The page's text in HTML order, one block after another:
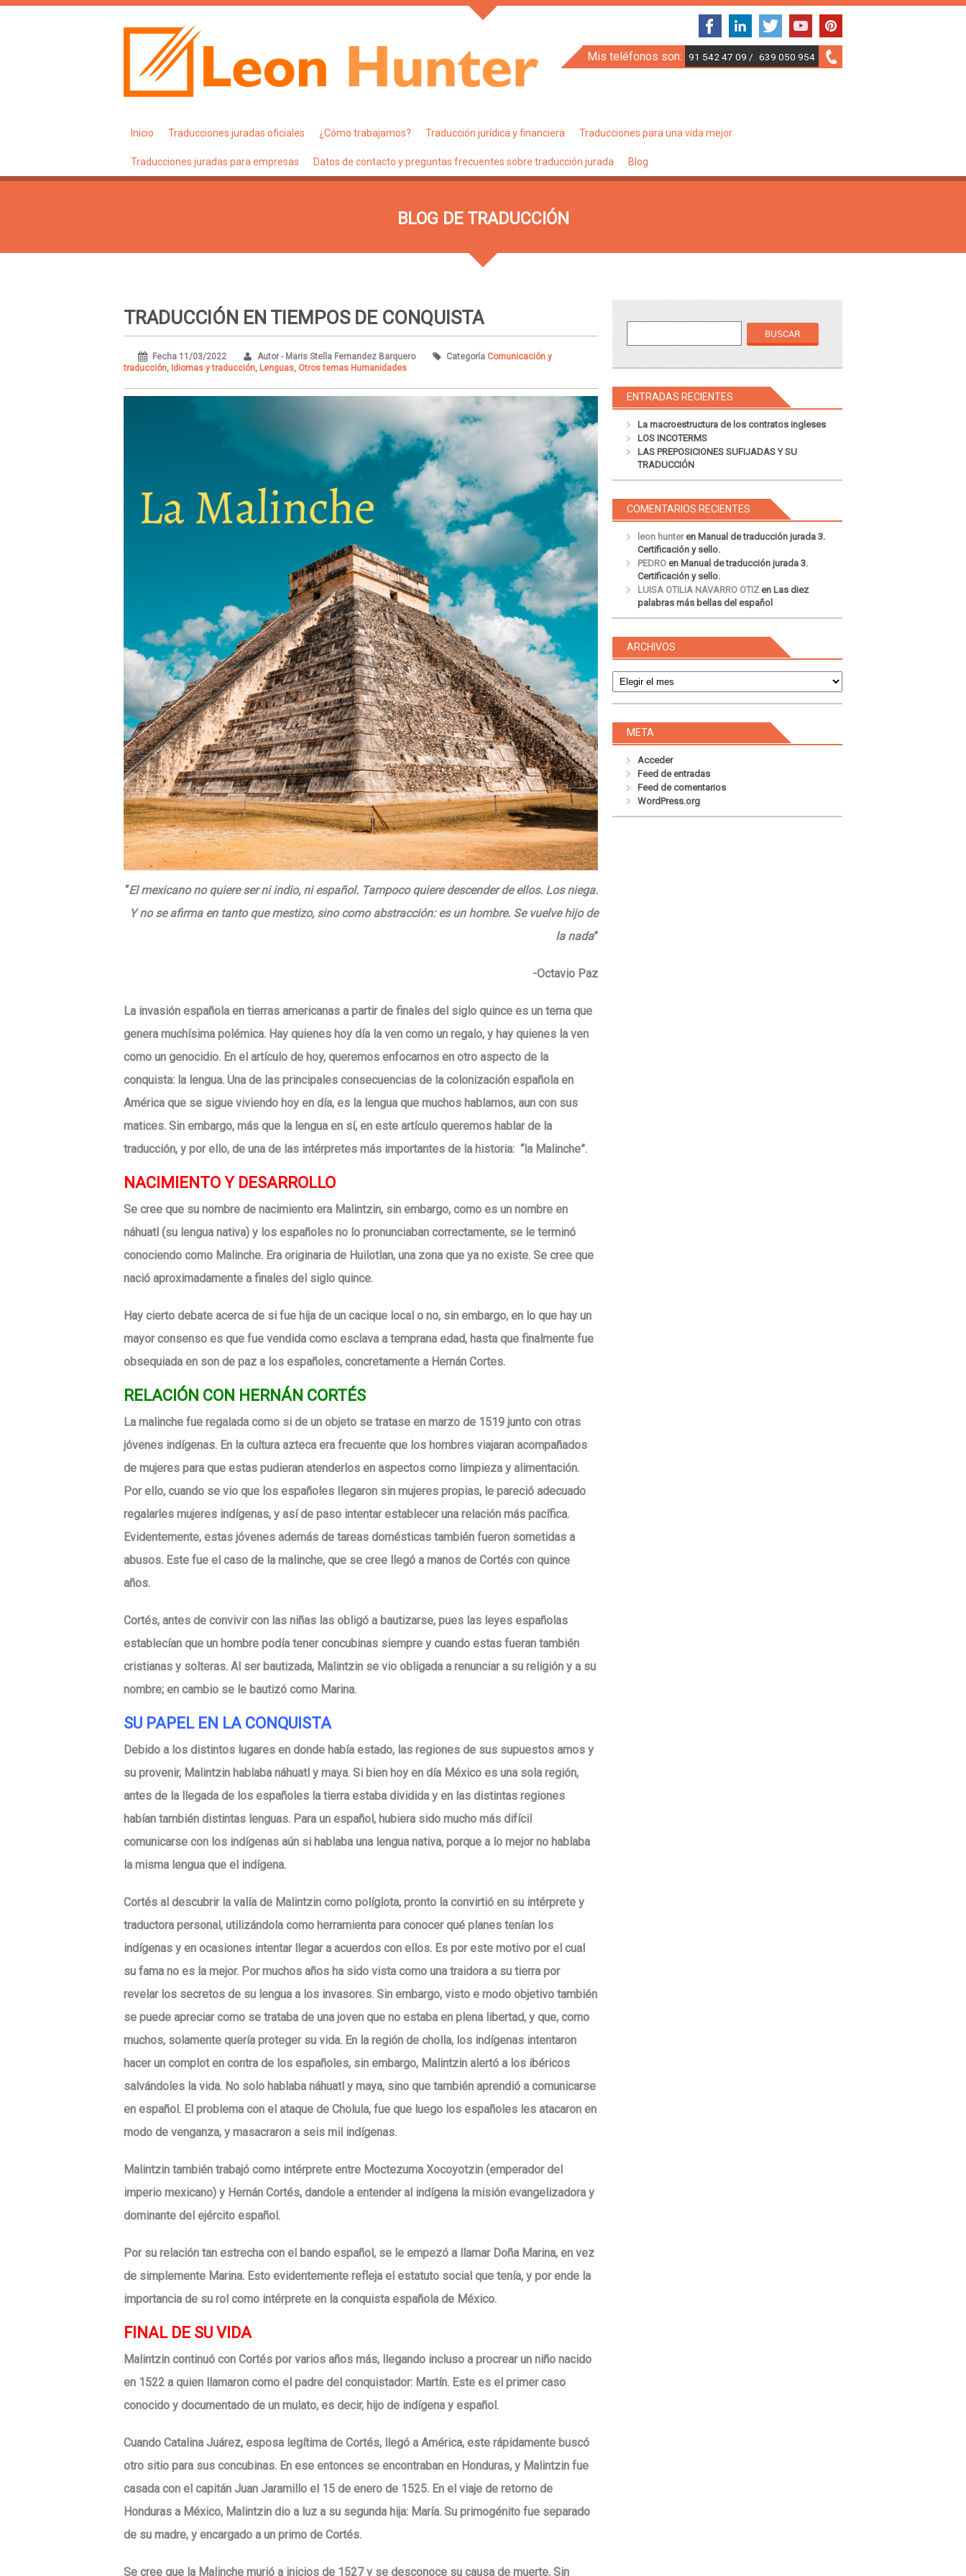
Mis teléfonos son: 91 542 47 09 / 639 050 954
Inicio Traducciones juradas oficiales ¿Cómo trabajamos? Traducción jurídica y financiera Traducciones para una vida mejor
Traducciones juradas para empresas Datos de contacto y preguntas frecuentes sobre traducción jurada Blog
BLOG DE TRADUCCIÓN
TRADUCCIÓN EN TIEMPOS DE CONQUISTA
Fecha 11/03/2022 Autor - Maris Stella Fernandez Barquero Categoría Comunicación y
traducción, Idiomas y traducción, Lenguas, Otros temas Humanidades
“El mexicano no quiere ser ni indio, ni español. Tampoco quiere descender de ellos. Los niega.
Y no se afirma en tanto que mestizo, sino como abstracción: es un hombre. Se vuelve hijo de
la nada”
-Octavio Paz
La invasión española en tierras americanas a partir de finales del siglo quince es un tema que
genera muchísima polémica. Hay quienes hoy día la ven como un regalo, y hay quienes la ven
como un genocidio. En el artículo de hoy, queremos enfocarnos en otro aspecto de la
conquista: la lengua. Una de las principales consecuencias de la colonización española en
América que se sigue viviendo hoy en día, es la lengua que muchos hablamos, aun con sus
matices. Sin embargo, más que la lengua en sí, en este artículo queremos hablar de la
traducción, y por ello, de una de las intérpretes más importantes de la historia: “la Malinche”.
NACIMIENTO Y DESARROLLO
Se cree que su nombre de nacimiento era Malintzin, sin embargo, como es un nombre en
náhuatl (su lengua nativa) y los españoles no lo pronunciaban correctamente, se le terminó
conociendo como Malinche. Era originaria de Huilotlan, una zona que ya no existe. Se cree que
nació aproximadamente a finales del siglo quince.
Hay cierto debate acerca de si fue hija de un cacique local o no, sin embargo, en lo que hay un
mayor consenso es que fue vendida como esclava a temprana edad, hasta que finalmente fue
obsequiada en son de paz a los españoles, concretamente a Hernán Cortes.
RELACIÓN CON HERNÁN CORTÉS
La malinche fue regalada como si de un objeto se tratase en marzo de 1519 junto con otras
jóvenes indígenas. En la cultura azteca era frecuente que los hombres viajaran acompañados
de mujeres para que estas pudieran atenderlos en aspectos como limpieza y alimentación.
Por ello, cuando se vio que los españoles llegaron sin mujeres propias, le pareció adecuado
regalarles mujeres indígenas, y así de paso intentar establecer una relación más pacífica.
Evidentemente, estas jóvenes además de tareas domésticas también fueron sometidas a
abusos. Este fue el caso de la malinche, que se cree llegó a manos de Cortés con quince
años.
Cortés, antes de convivir con las niñas las obligó a bautizarse, pues las leyes españolas
establecían que un hombre podía tener concubinas siempre y cuando estas fueran también
cristianas y solteras. Al ser bautizada, Malintzin se vio obligada a renunciar a su religión y a su
nombre; en cambio se le bautizó como Marina.
SU PAPEL EN LA CONQUISTA
Debido a los distintos lugares en donde había estado, las regiones de sus supuestos amos y
su provenir, Malintzin hablaba náhuatl y maya. Si bien hoy en día México es una sola región,
antes de la llegada de los españoles la tierra estaba dividida y en las distintas regiones
habían también distintas lenguas. Para un español, hubiera sido mucho más difícil
comunicarse con los indígenas aún si hablaba una lengua nativa, porque a lo mejor no hablaba
la misma lengua que el indígena.
Cortés al descubrir la valía de Malintzin como políglota, pronto la convirtió en su intérprete y
traductora personal, utilizándola como herramienta para conocer qué planes tenían los
indígenas y en ocasiones intentar llegar a acuerdos con ellos. Es por este motivo por el cual
su fama no es la mejor. Por muchos años ha sido vista como una traidora a su tierra por
revelar los secretos de su lengua a los invasores. Sin embargo, visto e modo objetivo también
se puede apreciar como se trataba de una joven que no estaba en plena libertad, y que, como
muchos, solamente quería proteger su vida. En la región de cholla, los indígenas intentaron
hacer un complot en contra de los españoles, sin embargo, Malintzin alertó a los ibéricos
salvándoles la vida. No solo hablaba náhuatl y maya, sino que también aprendió a comunicarse
en español. El problema con el ataque de Cholula, fue que luego los españoles les atacaron en
modo de venganza, y masacraron a seis mil indígenas.
Malintzin también trabajó como intérprete entre Moctezuma Xocoyotzin (emperador del
imperio mexicano) y Hernán Cortés, dandole a entender al indígena la misión evangelizadora y
dominante del ejército español.
Por su relación tan estrecha con el bando español, se le empezó a llamar Doña Marina, en vez
de simplemente Marina. Esto evidentemente refleja el estatuto social que tenía, y por ende la
importancia de su rol como intérprete en la conquista española de México.
FINAL DE SU VIDA
Malintzin continuó con Cortés por varios años más, llegando incluso a procrear un niño nacido
en 1522 a quien llamaron como el padre del conquistador: Martín. Este es el primer caso
conocido y documentado de un mulato, es decir, hijo de indígena y español.
Cuando Catalina Juárez, esposa legítima de Cortés, llegó a América, este rápidamente buscó
otro sitio para sus concubinas. En ese entonces se encontraban en Honduras, y Malintzin fue
casada con el capitán Juan Jaramillo el 15 de enero de 1525. En el viaje de retorno de
Honduras a México, Malintzin dio a luz a su segunda hija: María. Su primogénito fue separado
de su madre, y encargado a un primo de Cortés.
Se cree que la Malinche murió a inicios de 1527 y se desconoce su causa de muerte. Sin
ENTRADAS RECIENTES
La macroestructura de los contratos ingleses
LOS INCOTERMS
LAS PREPOSICIONES SUFIJADAS Y SU
TRADUCCIÓN
COMENTARIOS RECIENTES
leon hunteren Manual de traducción jurada 3.
Certificación y sello.
PEDRO en Manual de traducción jurada 3.
Certificación y sello.
LUISA OTILIA NAVARRO OTIZen Las diez
palabras más bellas del español
ARCHIVOS
META
Acceder
Feed de entradas
Feed de comentarios
WordPress.org